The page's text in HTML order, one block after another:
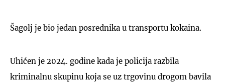
Šagolj je bio jedan posrednika u transportu kokaina.
Uhićen je 2024. godine kada je policija razbila
kriminalnu skupinu koja se uz trgovinu drogom bavila